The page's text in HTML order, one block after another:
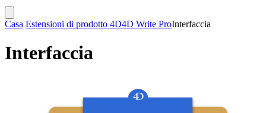
Casa Estensioni di prodotto 4D4D Write ProInterfaccia
Interfaccia